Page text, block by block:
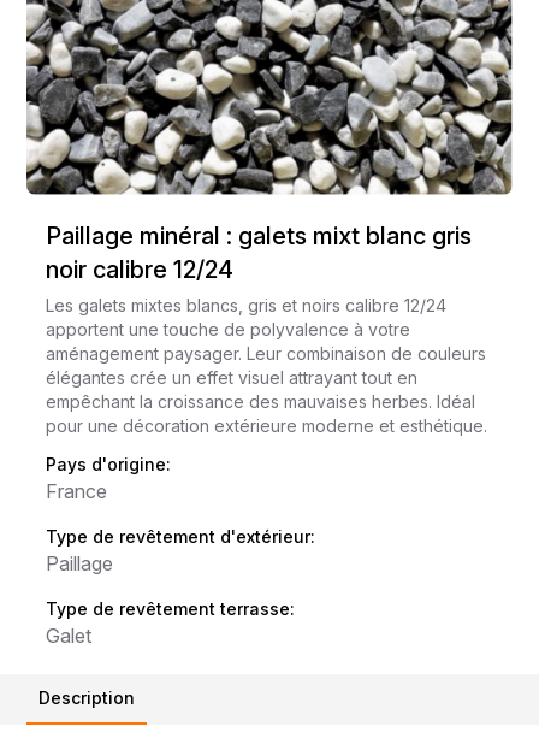
Paillage minéral : galets mixt blanc gris
noir calibre 12/24
Les galets mixtes blancs, gris et noirs calibre 12/24
apportent une touche de polyvalence à votre
aménagement paysager. Leur combinaison de couleurs
élégantes crée un effet visuel attrayant tout en
empêchant la croissance des mauvaises herbes. Idéal
pour une décoration extérieure moderne et esthétique.
Pays d'origine:
France
Type de revêtement d'extérieur:
Paillage
Type de revêtement terrasse:
Galet
Description